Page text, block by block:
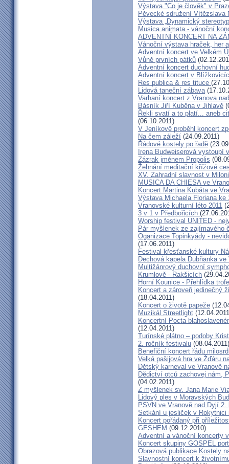
Výstava "Co je člověk" v
Pěvecké sdružení Vítězslava
Výstava „Dynamický
Musica animata - vánoční
ADVENTNÍ KONCERT NA
Vánoční výstava hraček, her
Adventní koncert ve Velkém
Vůně prvních pátků
Adventní koncert duchovní
Adventní koncert v
Res publica & res tituce
Lidová taneční zábava
Varhaní koncert z Vranova
Básník Jiří Kuběna v Jihlavě
Řekli svatí a to platí... aneb
(06.10.2011)
V Jeníkově proběhl koncert
Na čem záleží (24.09.2011)
Řádové kostely po řadě
Irena Budweiserová vystoupí
Zázrak jménem Propolis
Žehnání meditační křížové
XV. Zahradní slavnost v
MUSICA DA CHIESA ve
Koncert Martina Kubáta ve
Výstava Michaela Floriana ke
Vranovské kulturní léto 2011
3 v 1 v Předbořicích
Worship festival UNITED -
Pár myšlenek ze zajímavého
Oganizace Topinkyády -
(17.06.2011)
Festival křesťanské kultury
Dechová kapela Dubňanka
Multižánrový duchovní
Krumlově - Rakšicích
Horní Kounice - Přehlídka
Koncert a zároveň jedinečný
(18.04.2011)
Koncert o životě papeže
Muzikál Streetlight
Koncertní Pocta
(12.04.2011)
Turínské plátno – podoby
2. ročník festivalu (08.04.2011)
Benefiční koncert řádu
Velká pašijová hra ve Žďáru
Dětský karneval ve Vranově
Dědictví otců zachovej nám,
(04.02.2011)
Z myšlenek sv. Jana Marie
Lidový ples v Moravských
PSVN ve Vranově nad Dyjí 2.
Setkání u jesliček v Rokytnici
Koncert pořádaný při
GESHEM (09.12.2010)
Adventní a vánoční koncerty
Koncert skupiny GOSPEL port
Obrazová publikace Kostely
Slavnostní koncert k